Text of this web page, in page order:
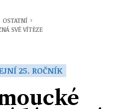
OSTATNÍ ›
SVÉ VÍTĚZE
25. ROČNÍK